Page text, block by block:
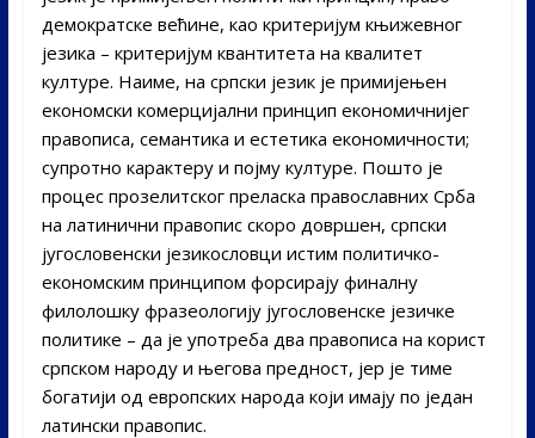
демократске већине, као критеријум књижевног
језика – критеријум квантитета на квалитет
културе. Наиме, на српски језик је примијењен
економски комерцијални принцип економичнијег
правописа, семантика и естетика економичности;
супротно карактеру и појму културе. Пошто је
процес прозелитског преласка православних Срба
на латинични правопис скоро довршен, српски
југословенски језикословци истим политичко-
економским принципом форсирају финалну
филолошку фразеологију југословенске језичке
политике – да је употреба два правописа на корист
српском народу и његова предност, јер је тиме
богатији од европских народа који имају по један
латински правопис.